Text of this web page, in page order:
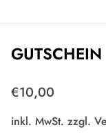
GUTSCHEIN
€10,00
inkl. MwSt. zzgl.